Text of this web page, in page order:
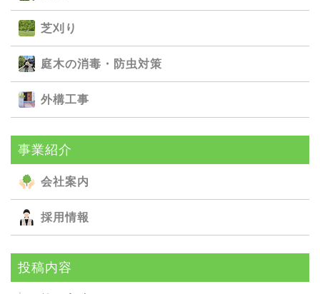
芝刈り
庭⽊の消毒・防⾍対策
外構⼯事
事業紹介
会社案内
採用情報
投稿内容